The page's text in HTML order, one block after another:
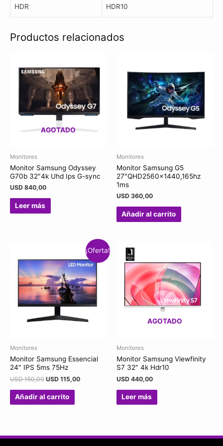
HDR HDR10
Productos relacionados
AGOTADO
Monitores
Monitor Samsung Odyssey
G70b 32″4k Uhd Ips G-sync
USD 840,00
Leer más
Monitores
Monitor Samsung G5
27″QHD2560x1440,165hz
1ms
USD 360,00
Añadir al carrito
¡Oferta!
Monitores
Monitor Samsung Essencial
24″ IPS 5ms 75Hz
USD150,00 USD 115,00
Añadir al carrito
AGOTADO
Monitores
Monitor Samsung Viewfinity
S7 32″ 4k Hdr10
USD 440,00
Leer más